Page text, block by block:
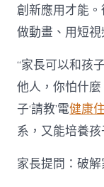
創新應用才能。
做動畫、用短視
“家長可以和孩
他人，你怕什
子‘請教’電健康
系，又能培養孩
家長提問：破